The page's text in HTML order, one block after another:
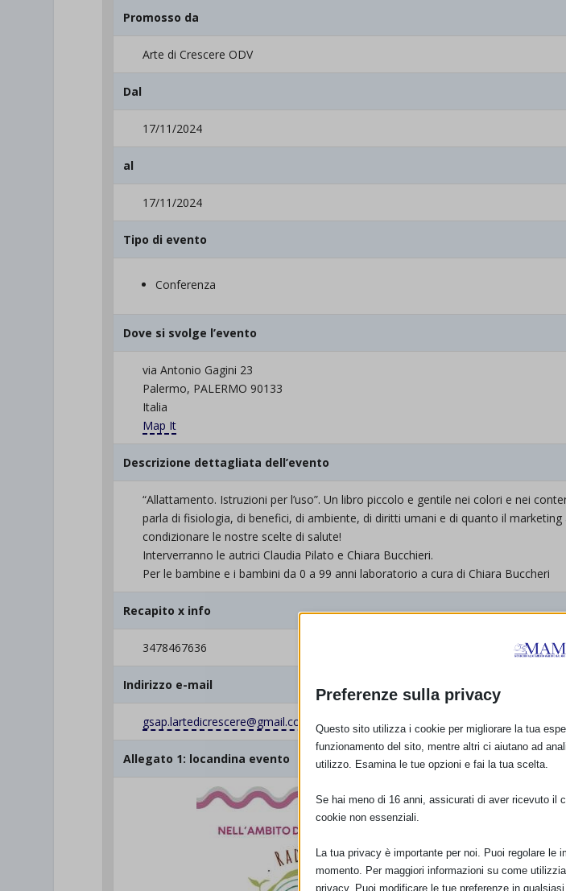
Promosso da
Arte di Crescere ODV
Dal
17/11/2024
al
17/11/2024
Tipo di evento
Conferenza
Dove si svolge l’evento
via Antonio Gagini 23
Palermo, PALERMO 90133
Italia
Map It
Descrizione dettagliata dell’evento
“Allattamento. Istruzioni per l’uso”. Un libro piccolo e gentile nei colori e nei
parla di fisiologia, di benefici, di ambiente, di diritti umani e di quanto il marketing
condizionare le nostre scelte di salute!
Interverranno le autrici Claudia Pilato e Chiara Bucchieri.
Per le bambine e i bambini da 0 a 99 anni laboratorio a cura di Chiara Buccheri
Recapito x info
3478467636
Indirizzo e-mail
gsap.lartedicrescere@gmail.com
Allegato 1: locandina evento
Preferenze sulla privacy
Questo sito utilizza i cookie per migliorare la tua
funzionamento del sito, mentre altri ci aiutano ad
utilizzo. Esamina le tue opzioni e fai la tua scelta.
Se hai meno di 16 anni, assicurati di aver ricevuto il
cookie non essenziali.
La tua privacy è importante per noi. Puoi regolare le
momento. Per maggiori informazioni su come
privacy. Puoi modificare le tue preferenze in